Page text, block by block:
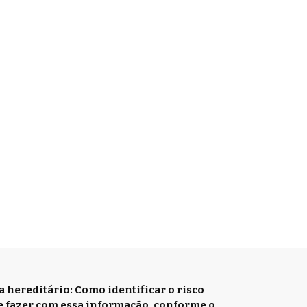
hereditário: Como identificar o risco